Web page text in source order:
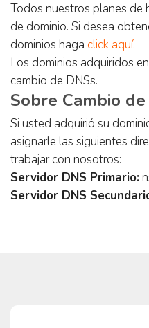
Todos nuestros planes de
de dominio. Si desea
dominios haga click aquí.
Los dominios adquiridos
cambio de DNSs.
Sobre Cambio de
Si usted adquirió su
asignarle las siguientes
trabajar con nosotros:
Servidor DNS Primario:
Servidor DNS